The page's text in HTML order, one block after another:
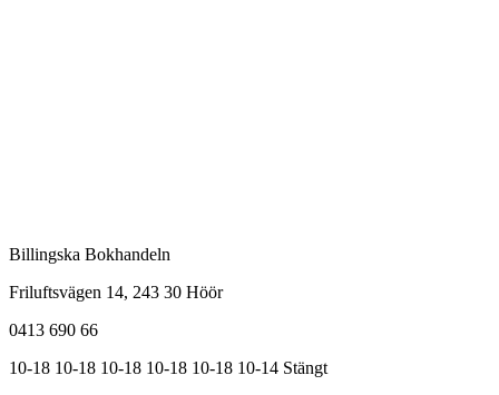
Billingska Bokhandeln
Friluftsvägen 14, 243 30 Höör
0413 690 66
10-18 10-18 10-18 10-18 10-18 10-14 Stängt